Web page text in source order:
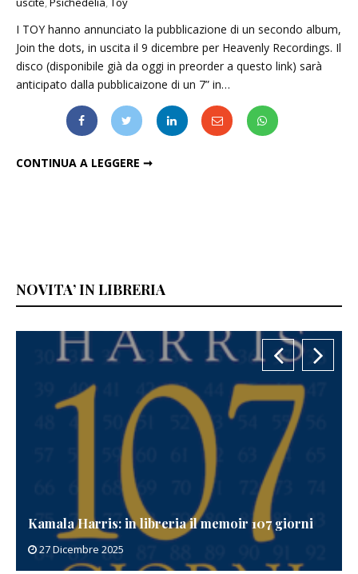
I TOY hanno annunciato la pubblicazione di un secondo album,
Join the dots, in uscita il 9 dicembre per Heavenly Recordings. Il
disco (disponibile già da oggi in preorder a questo link) sarà
anticipato dalla pubblicaizone di un 7” in…
CONTINUA A LEGGERE ➞
NOVITA’ IN LIBRERIA
Kamala Harris: in libreria il memoir 107 giorni
27 Dicembre 2025